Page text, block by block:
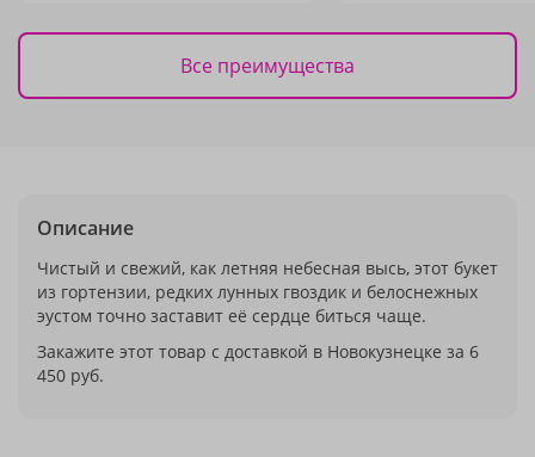
Все преимущества
Описание
Чистый и свежий, как летняя небесная высь, этот букет
из гортензии, редких лунных гвоздик и белоснежных
эустом точно заставит её сердце биться чаще.
Закажите этот товар с доставкой в Новокузнецке за 6
450 руб.